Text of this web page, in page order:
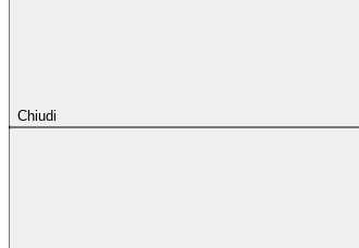
Chiudi